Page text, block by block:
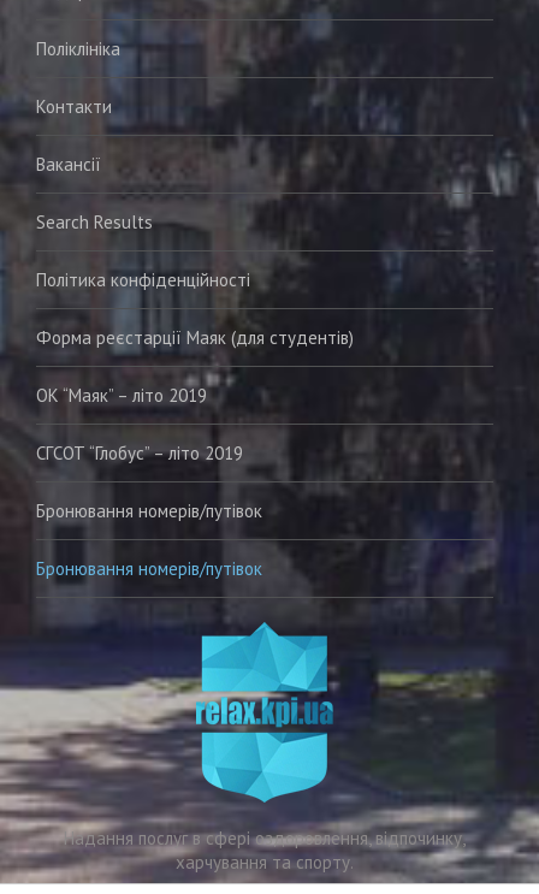
Поліклініка
Контакти
Вакансії
Search Results
Політика конфіденційності
Форма реєстарції Маяк (для студентів)
ОК “Маяк” – літо 2019
СГСОТ “Глобус” – літо 2019
Бронювання номерів/путівок
Бронювання номерiв/путiвок
Надання послуг в сфері оздоровлення, відпочинку,
харчування та спорту.